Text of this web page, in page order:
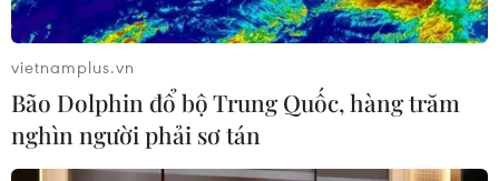
với cơ sở nuôi lợn gây ô nhiễm
Chủ trang trại chăn nuôi lợn tại xã Cư K’nia bị phạt gần
300 triệu đồng do xả thải vượt tiêu chuẩn cho phép và
không có kết quả báo cáo đánh giá tác động môi
vietnamplus.vn
Bão Dolphin đổ bộ Trung Quốc, hàng trăm
nghìn người phải sơ tán